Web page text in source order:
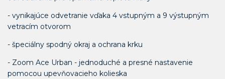
- vynikajúce odvetranie vďaka 4 vstupným a 9 výstupným
vetracím otvorom
- špeciálny spodný okraj a ochrana krku
- Zoom Ace Urban - jednoduché a presné nastavenie
pomocou upevňovacieho kolieska